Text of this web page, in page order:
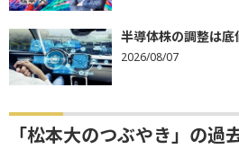
半導体株の調整は底
2026/08/07
「松本大のつぶやき」の過